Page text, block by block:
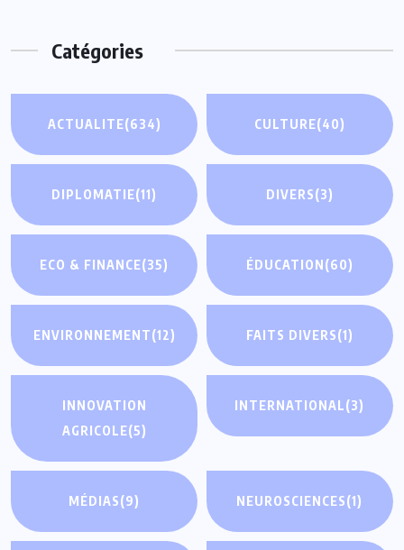
Catégories
ACTUALITE(634) CULTURE(40)
DIPLOMATIE(11) DIVERS(3)
ECO & FINANCE(35) ÉDUCATION(60)
ENVIRONNEMENT(12) FAITS DIVERS(1)
INNOVATION
AGRICOLE(5)
INTERNATIONAL(3)
MÉDIAS(9) NEUROSCIENCES(1)